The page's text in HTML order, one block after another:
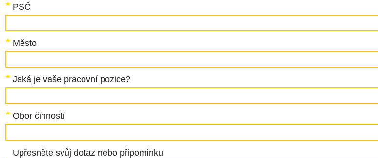
PSČ
Město
Jaká je vaše pracovní pozice?
Obor činnosti
Upřesněte svůj dotaz nebo připomínku